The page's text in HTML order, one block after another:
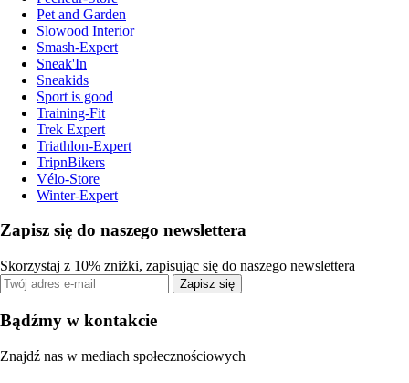
Pet and Garden
Slowood Interior
Smash-Expert
Sneak'In
Sneakids
Sport is good
Training-Fit
Trek Expert
Triathlon-Expert
TripnBikers
Vélo-Store
Winter-Expert
Zapisz się do naszego newslettera
Skorzystaj z 10% zniżki, zapisując się do naszego newslettera
Zapisz się
Bądźmy w kontakcie
Znajdź nas w mediach społecznościowych